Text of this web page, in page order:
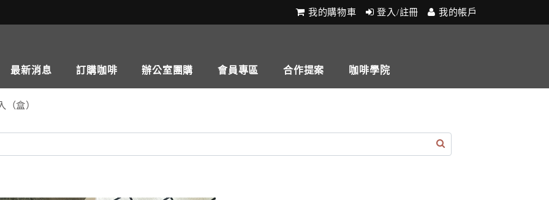
我的購物車 登入/註冊 我的帳戶
最新消息 訂購咖啡 辦公室團購 會員專區 合作提案 咖啡學院
盒）